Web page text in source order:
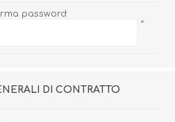
password:
*
DI CONTRATTO